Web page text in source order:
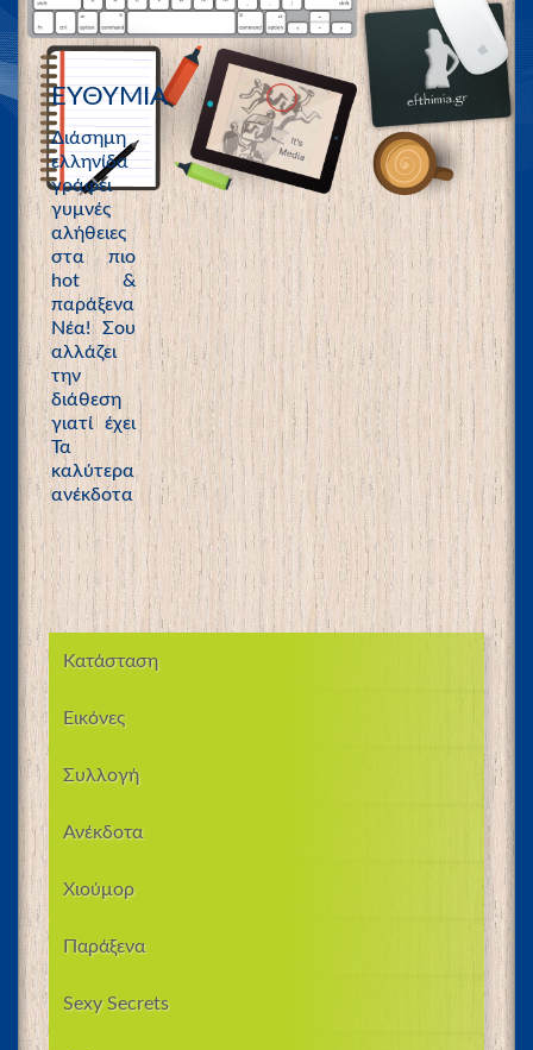
ΕΥΘΥΜΙΑ
Διάσημη
ελληνίδα
γράφει
γυμνές
αλήθειες
στα πιο
hot &
παράξενα
Νέα! Σου
αλλάζει
την
διάθεση
γιατί έχει
Τα
καλύτερα
ανέκδοτα
Κατάσταση
Εικόνες
Συλλογή
Ανέκδοτα
Χιούμορ
Παράξενα
Sexy Secrets